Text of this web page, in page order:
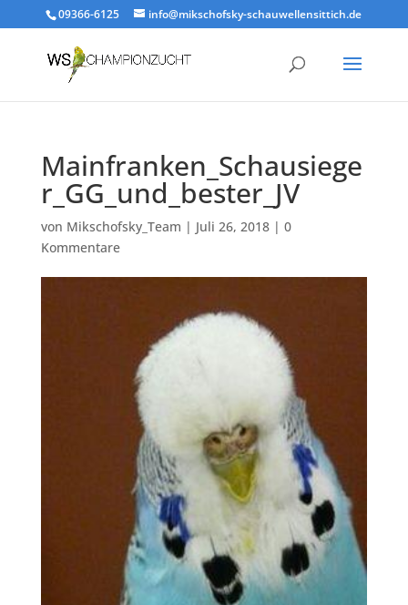
09366-6125 info@mikschofsky-schauwellensittich.de
Mainfranken_Schausiege
r_GG_und_bester_JV
von Mikschofsky_Team | Juli 26, 2018| 0
Kommentare